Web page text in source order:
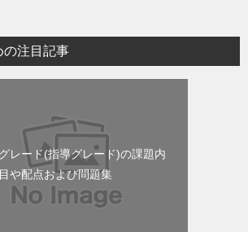
の注目記事
レード(指導グレード)の課題内
や配点および問題集